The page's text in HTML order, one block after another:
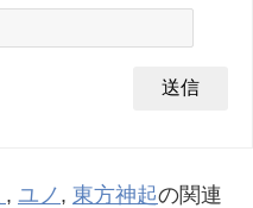
, ユノ , 東方神起の関連